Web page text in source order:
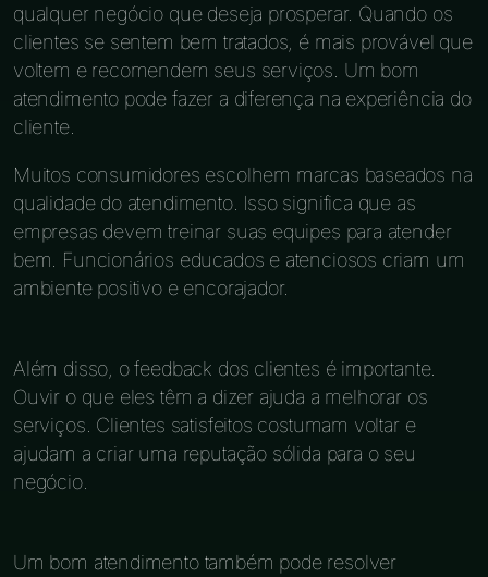
qualquer negócio que deseja prosperar. Quando os
clientes se sentem bem tratados, é mais provável que
voltem e recomendem seus serviços. Um bom
atendimento pode fazer a diferença na experiência do
cliente.
Muitos consumidores escolhem marcas baseados na
qualidade do atendimento. Isso significa que as
empresas devem treinar suas equipes para atender
bem. Funcionários educados e atenciosos criam um
ambiente positivo e encorajador.
Além disso, o feedback dos clientes é importante.
Ouvir o que eles têm a dizer ajuda a melhorar os
serviços. Clientes satisfeitos costumam voltar e
ajudam a criar uma reputação sólida para o seu
negócio.
Um bom atendimento também pode resolver